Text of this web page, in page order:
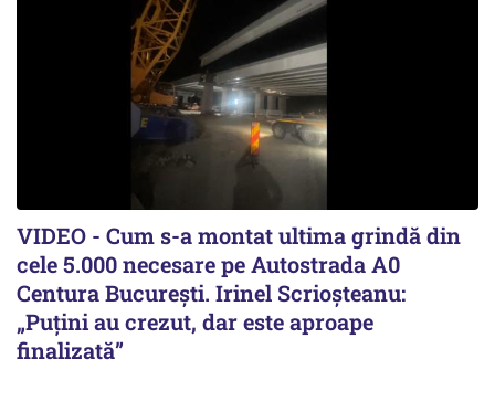
VIDEO - Cum s-a montat ultima grindă din
cele 5.000 necesare pe Autostrada A0
Centura București. Irinel Scrioșteanu:
„Puțini au crezut, dar este aproape
finalizată”